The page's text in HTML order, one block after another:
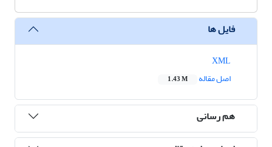
فایل ها
اصل مقاله
1.43 M
هم رسانی